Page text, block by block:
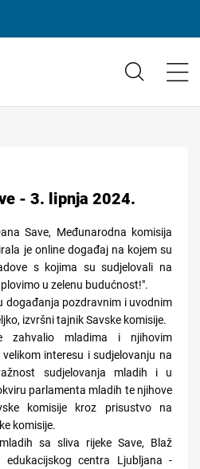
- 3. lipnja 2024.
Save, Međunarodna komisija
je online događaj na kojem su
s kojima su sudjelovali na
u zelenu budućnost!".
događanja pozdravnim i uvodnim
izvršni tajnik Savske komisije.
zahvalio mladima i njihovim
interesu i sudjelovanju na
sudjelovanja mladih i u
parlamenta mladih te njihove
komisije kroz prisustvo na
komisije.
sa sliva rijeke Save, Blaž
edukacijskog centra Ljubljana -